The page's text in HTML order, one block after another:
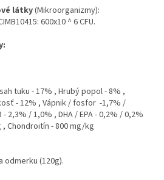
látky(Mikroorganizmy):
600x10 ^ 6 CFU.
tuku - 17% , Hrubý popol - 8% ,
- 12% , Vápnik / fosfor -1,7% /
2,3% / 1,0% , DHA / EPA - 0,2% / 0,2%
Chondroitín - 800 mg/kg
odmerku (120g).